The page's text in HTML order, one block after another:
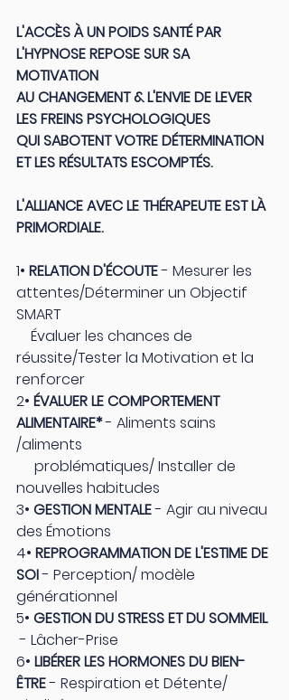
L'ACCÈS À UN POIDS SANTÉ PAR
L'HYPNOSE REPOSE SUR SA
MOTIVATION
AU CHANGEMENT & L'ENVIE DE LEVER
LES FREINS PSYCHOLOGIQUES
QUI SABOTENT VOTRE DÉTERMINATION
ET LES RÉSULTATS ESCOMPTÉS.
L'ALLIANCE AVEC LE THÉRAPEUTE EST LÀ
PRIMORDIALE.
1• RELATION D'ÉCOUTE - Mesurer les
attentes/Déterminer un Objectif
SMART
réussite/Tester la Motivation et la
renforcer
2• ÉVALUER LE COMPORTEMENT
ALIMENTAIRE* - Aliments sains
/aliments
nouvelles habitudes
​3• GESTION MENTALE - Agir au niveau
des Émotions
4• REPROGRAMMATION DE L'ESTIME DE
SOI - Perception/ modèle
générationnel
5• GESTION DU STRESS ET DU SOMMEIL
- Lâcher-Prise
6• LIBÉRER LES HORMONES DU BIEN-
ÊTRE - Respiration et Détente/